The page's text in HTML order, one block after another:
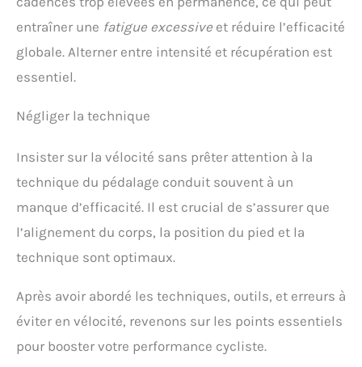
chaque sortie, vos données se synchroniseront
Vous pouvez également partager vos données de
cyclisme via des plateformes populaires telles que
Strava, Komoot ou TrainingPeaks, ce qui améliore
considérablement votre expérience de cyclisme,
sociales. 【Couverture GPS Mondiale】Ce gps velo
vtt BSC200S est équipé de 5 systèmes de
Beidou, QZSS), offrant ainsi des informations de
systèmes traditionnels à trois ou quatre
constellations, il acquiert les signaux plus
positionnement, garantissant des données de
urbain ou montagneux. 【Notification intelligente】
vous pouvez recevoir des messages des alertes
directement sur compteur vélo sans fil, de sorte
que les messages importants ne sont pas manqués
et que le cyclisme est plus sûr.
entraîner une fatigue excessive et réduire l’efficacité
globale. Alterner entre intensité et récupération est
essentiel.
Négliger la technique
Insister sur la vélocité sans prêter attention à la
technique du pédalage conduit souvent à un
manque d’efficacité. Il est crucial de s’assurer que
l’alignement du corps, la position du pied et la
technique sont optimaux.
Après avoir abordé les techniques, outils, et erreurs à
éviter en vélocité, revenons sur les points essentiels
pour booster votre performance cycliste.